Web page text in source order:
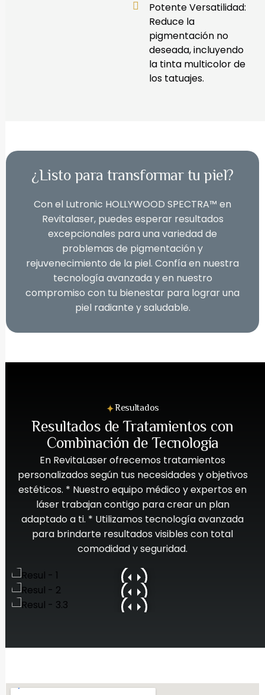
Potente Versatilidad:
Reduce la
pigmentación no
deseada, incluyendo
la tinta multicolor de
los tatuajes.
¿Listo para transformar tu piel?
Con el Lutronic HOLLYWOOD SPECTRA™ en
Revitalaser, puedes esperar resultados
excepcionales para una variedad de
problemas de pigmentación y
rejuvenecimiento de la piel. Confía en nuestra
tecnología avanzada y en nuestro
compromiso con tu bienestar para lograr una
piel radiante y saludable.
Resultados
Resultados de Tratamientos con
Combinación de Tecnología
En RevitaLaser ofrecemos tratamientos
personalizados según tus necesidades y objetivos
estéticos. * Nuestro equipo médico y expertos en
láser trabajan contigo para crear un plan
adaptado a ti. * Utilizamos tecnología avanzada
para brindarte resultados visibles con total
comodidad y seguridad.